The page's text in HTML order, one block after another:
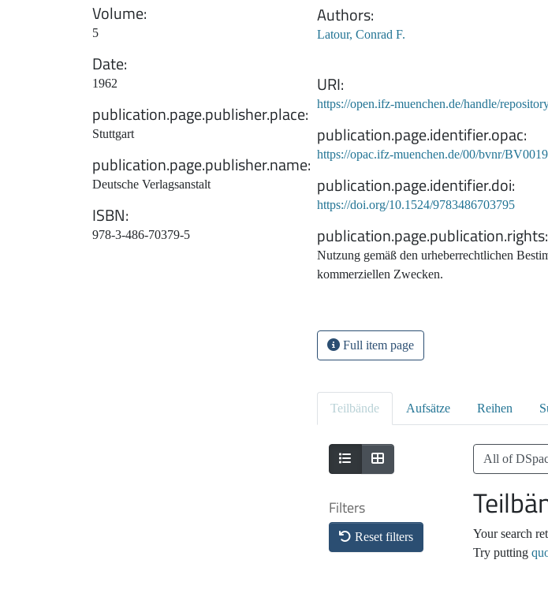
Volume
5
Date
1962
publication.page.publisher.place
Stuttgart
publication.page.publisher.name
Deutsche Verlagsanstalt
ISBN
978-3-486-70379-5
Authors
Latour, Conrad F.
URI
https://open.ifz-muenchen.de/handle/
publication.page.identifier.opac
https://opac.ifz-muenchen.de/00/bvnr/
publication.page.identifier.doi
https://doi.org/10.1524/9783486703795
publication.page.publication.rights
Nutzung gemäß den urheberrechtlichen
kommerziellen Zwecken.
Full item page
Teilbände Aufsätze Reihen
Filters
Reset filters
All of
Your search
Try putting